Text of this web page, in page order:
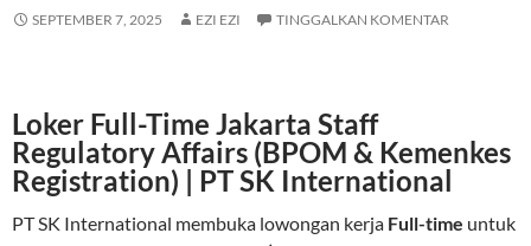
SEPTEMBER 7, 2025 EZI EZI TINGGALKAN KOMENTAR
Loker Full-Time Jakarta Staff
Regulatory Affairs (BPOM & Kemenkes
Registration) | PT SK International
PT SK International membuka lowongan kerja Full-time untuk